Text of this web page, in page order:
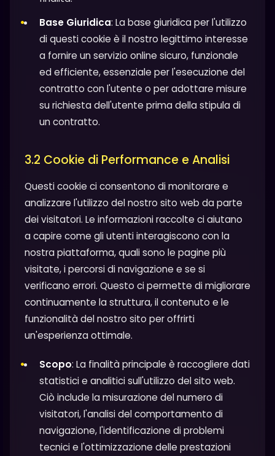
Base Giuridica: La base giuridica per l'utilizzo
di questi cookie è il nostro legittimo interesse
a fornire un servizio online sicuro, funzionale
ed efficiente, essenziale per l'esecuzione del
contratto con l'utente o per adottare misure
su richiesta dell'utente prima della stipula di
un contratto.
3.2 Cookie di Performance e Analisi
Questi cookie ci consentono di monitorare e
analizzare l'utilizzo del nostro sito web da parte
dei visitatori. Le informazioni raccolte ci aiutano
a capire come gli utenti interagiscono con la
nostra piattaforma, quali sono le pagine più
visitate, i percorsi di navigazione e se si
verificano errori. Questo ci permette di migliorare
continuamente la struttura, il contenuto e le
funzionalità del nostro sito per offrirti
un'esperienza ottimale.
Scopo: La finalità principale è raccogliere dati
statistici e analitici sull'utilizzo del sito web.
Ciò include la misurazione del numero di
visitatori, l'analisi del comportamento di
navigazione, l'identificazione di problemi
tecnici e l'ottimizzazione delle prestazioni